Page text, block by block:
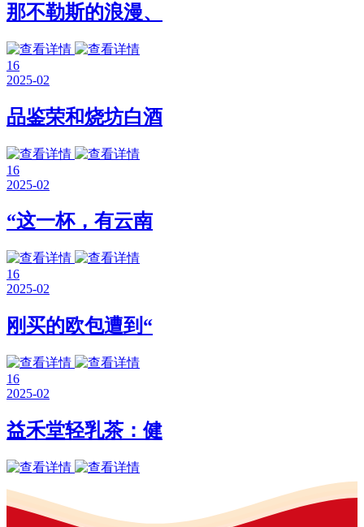
那不勒斯的浪漫、
16
2025-02
品鉴荣和烧坊白酒
16
2025-02
“这一杯，有云南
16
2025-02
刚买的欧包遭到“
16
2025-02
益禾堂轻乳茶：健